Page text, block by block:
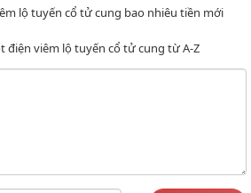
lộ tuyến cổ tử cung bao nhiêu tiền mới
điện viêm lộ tuyến cổ tử cung từ A-Z